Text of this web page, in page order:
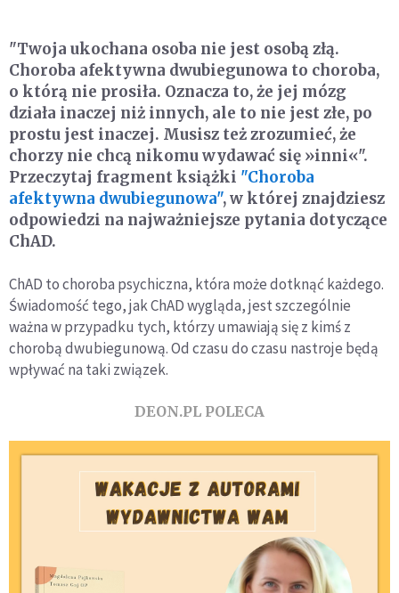
"Twoja ukochana osoba nie jest osobą złą.
Choroba afektywna dwubiegunowa to choroba,
o którą nie prosiła. Oznacza to, że jej mózg
działa inaczej niż innych, ale to nie jest złe, po
prostu jest inaczej. Musisz też zrozumieć, że
chorzy nie chcą nikomu wydawać się »inni«".
Przeczytaj fragment książki "Choroba
afektywna dwubiegunowa", w której znajdziesz
odpowiedzi na najważniejsze pytania dotyczące
ChAD.
ChAD to choroba psychiczna, która może dotknąć każdego.
Świadomość tego, jak ChAD wygląda, jest szczególnie
ważna w przypadku tych, którzy umawiają się z kimś z
chorobą dwubiegunową. Od czasu do czasu nastroje będą
wpływać na taki związek.
DEON.PL POLECA